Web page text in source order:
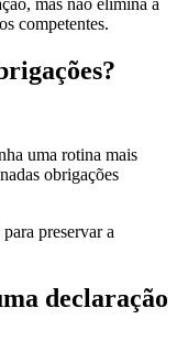
competentes.
uma rotina mais
obrigações
preservar a
declaração